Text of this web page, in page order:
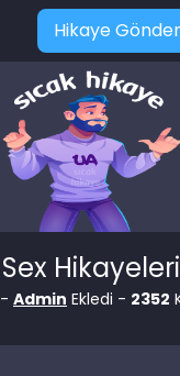
Hikaye Gönder
Sex Hikayeleri
- Admin Ekledi - 2352